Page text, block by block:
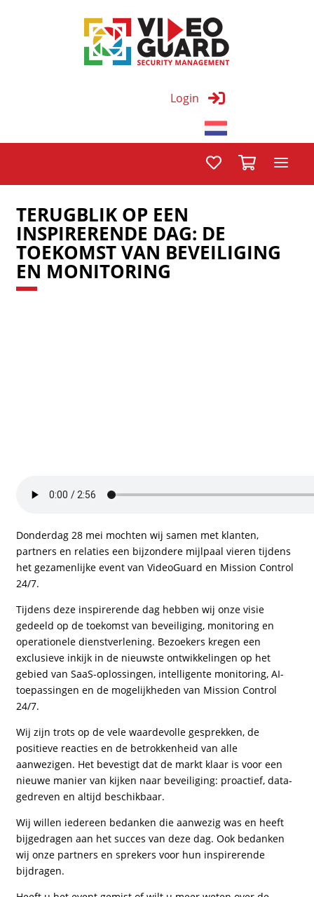
Login
TERUGBLIK OP EEN
INSPIRERENDE DAG: DE
TOEKOMST VAN BEVEILIGING
EN MONITORING
Donderdag 28 mei mochten wij samen met klanten,
partners en relaties een bijzondere mijlpaal vieren tijdens
het gezamenlijke event van VideoGuard en Mission Control
24/7.
Tijdens deze inspirerende dag hebben wij onze visie
gedeeld op de toekomst van beveiliging, monitoring en
operationele dienstverlening. Bezoekers kregen een
exclusieve inkijk in de nieuwste ontwikkelingen op het
gebied van SaaS-oplossingen, intelligente monitoring, AI-
toepassingen en de mogelijkheden van Mission Control
24/7.
Wij zijn trots op de vele waardevolle gesprekken, de
positieve reacties en de betrokkenheid van alle
aanwezigen. Het bevestigt dat de markt klaar is voor een
nieuwe manier van kijken naar beveiliging: proactief, data-
gedreven en altijd beschikbaar.
Wij willen iedereen bedanken die aanwezig was en heeft
bijgedragen aan het succes van deze dag. Ook bedanken
wij onze partners en sprekers voor hun inspirerende
bijdragen.